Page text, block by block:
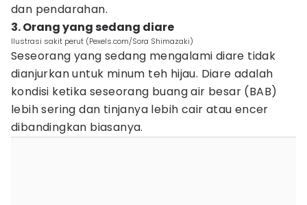
dan pendarahan.
3. Orang yang sedang diare
Ilustrasi sakit perut (Pexels.com/Sora Shimazaki)
Seseorang yang sedang mengalami diare tidak
dianjurkan untuk minum teh hijau. Diare adalah
kondisi ketika seseorang buang air besar (BAB)
lebih sering dan tinjanya lebih cair atau encer
dibandingkan biasanya.